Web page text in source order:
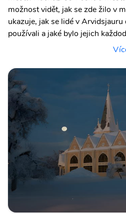
možnost vidět, jak se zde žilo v
ukazuje, jak se lidé v
používali a jaké bylo jejich